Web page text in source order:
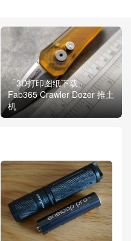
「3D打印图纸下载」
Fab365 Crawler Dozer 推土
机